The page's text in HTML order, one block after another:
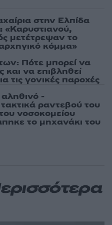
στην Ελπίδα
«Καρυστιανού,
μετέτρεψαν το
κόμμα»
Πότε μπορεί να
να επιβληθεί
τις γονικές παροχές
-
ραντεβού του
νοσοκομείου
το μηχανάκι του